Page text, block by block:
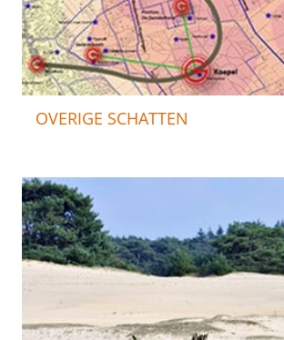
OVERIGE SCHATTEN